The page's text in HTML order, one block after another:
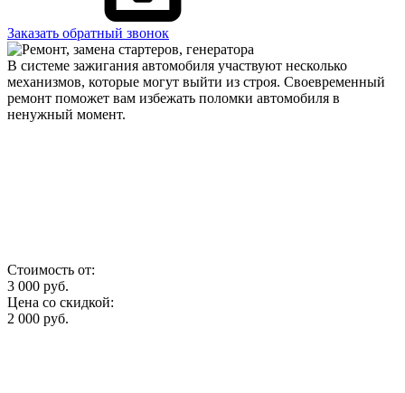
Заказать обратный звонок
В системе зажигания автомобиля участвуют несколько
механизмов, которые могут выйти из строя. Своевременный
ремонт поможет вам избежать поломки автомобиля в
ненужный момент.
Стоимость от:
3 000 руб.
Цена со скидкой:
2 000 руб.